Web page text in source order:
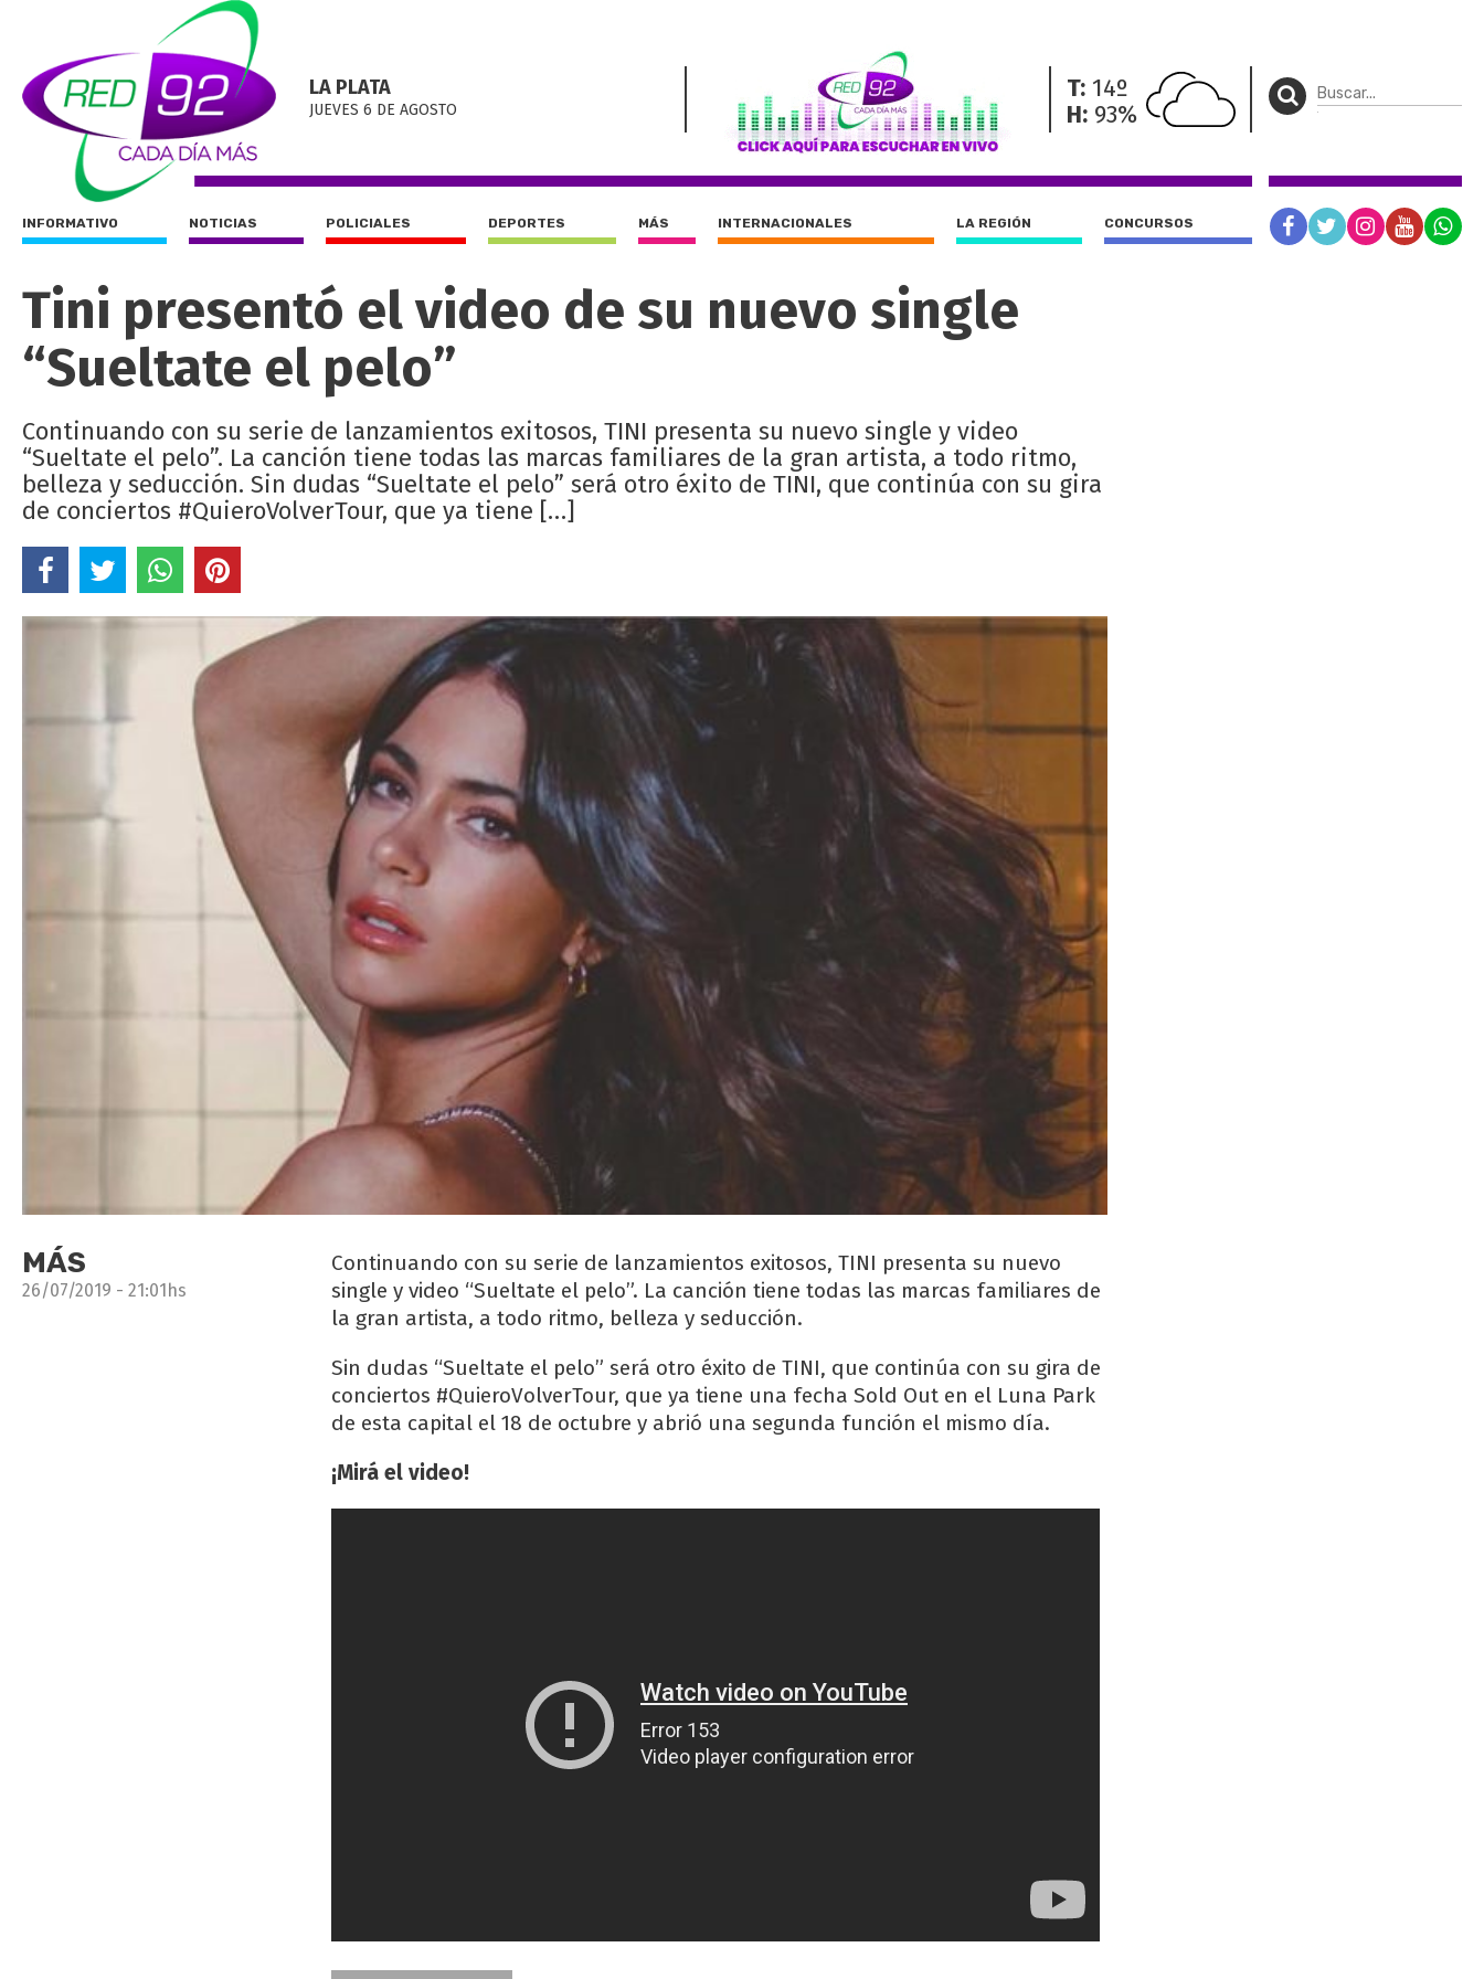
LA PLATA
JUEVES 6 DE AGOSTO
T: 14º
H: 93%
INFORMATIVO NOTICIAS POLICIALES DEPORTES MÁS INTERNACIONALES LA REGIÓN CONCURSOS
Tini presentó el video de su nuevo single
“Sueltate el pelo”
Continuando con su serie de lanzamientos exitosos, TINI presenta su nuevo single y video
“Sueltate el pelo”. La canción tiene todas las marcas familiares de la gran artista, a todo ritmo,
belleza y seducción. Sin dudas “Sueltate el pelo” será otro éxito de TINI, que continúa con su gira
de conciertos #QuieroVolverTour, que ya tiene […]
MÁS
26/07/2019 - 21:01hs
Continuando con su serie de lanzamientos exitosos, TINI presenta su nuevo
single y video “Sueltate el pelo”. La canción tiene todas las marcas familiares de
la gran artista, a todo ritmo, belleza y seducción.
Sin dudas “Sueltate el pelo” será otro éxito de TINI, que continúa con su gira de
conciertos #QuieroVolverTour, que ya tiene una fecha Sold Out en el Luna Park
de esta capital el 18 de octubre y abrió una segunda función el mismo día.
¡Mirá el video!